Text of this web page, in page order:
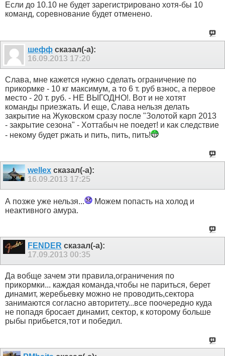
Если до 10.10 не будет зарегистрировано хотя-бы 10
команд, соревнование будет отменено.
шефф сказал(-а):
16.09.2013 17:20
Слава, мне кажется нужно сделать ограничение по
прикормке - 10 кг максимум, а то 6 т. руб взнос, а первое
место - 20 т. руб. - НЕ ВЫГОДНО!. Вот и не хотят
команды приезжать. И еще, Слава нельзя делать
закрытие на Жуковском сразу после "Золотой карп 2013
- закрытие сезона" - Хоттабыч не поедет! и как следствие
- некому будет ржать и пить, пить, пить!
wellex сказал(-а):
16.09.2013 17:25
А позже уже нельзя...
Можем попасть на холод и
неактивного амура.
FENDER сказал(-а):
17.09.2013 00:35
Да вобще зачем эти правила,ограничения по
прикормки... каждая команда,чтобы не париться, берет
динамит, жеребьевку можно не проводить,сектора
занимаются согласно авторитету...все поочередно куда
не попадя бросает динамит, сектор, к которому больше
рыбы прибьется,тот и победил.